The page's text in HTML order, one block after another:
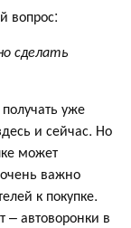
вопрос:
сделать
уже
и сейчас. Но
может
важно
к покупке.
автоворонки в